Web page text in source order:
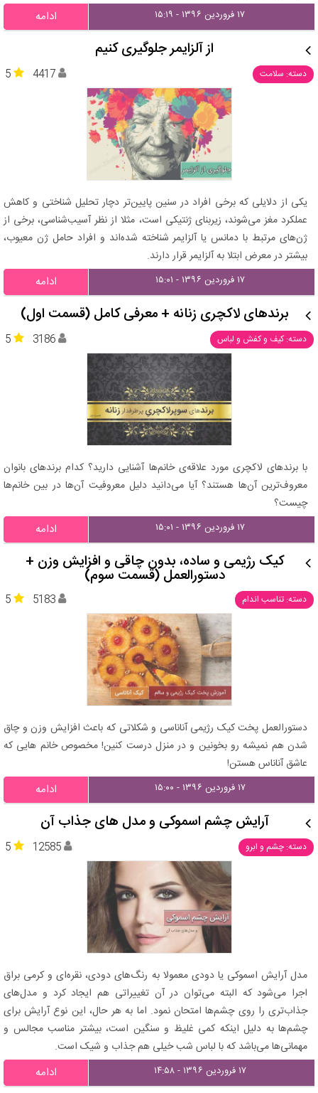
۱۷ فروردین ۱۳۹۶ - ۱۵:۱۹ ادامه
از آلزایمر جلوگیری کنیم
دسته: سلامت 5 4417
یکی از دلایلی که برخی افراد در سنین پایین‌تر دچار تحلیل شناختی و کاهش
عملکرد مغز می‌شوند، زیربنای ژنتیکی است، مثلا از نظر آسیب‌شناسی، برخی از
ژن‌های مرتبط با دمانس یا آلزایمر شناخته شده‌اند و افراد حامل ژن معیوب،
بیشتر در معرض ابتلا به آلزایمر قرار دارند.
۱۷ فروردین ۱۳۹۶ - ۱۵:۰۱ ادامه
برندهای لاکچری زنانه + معرفی کامل (قسمت اول)
دسته: کیف و کفش و لباس 5 3186
با برندهای لاکچری مورد علاقه‌ی خانم‌ها آشنایی دارید؟ کدام برندهای بانوان
معروف‌ترین آن‌ها هستند؟ آیا می‌دانید دلیل معروفیت آن‌ها در بین خانم‌ها
چیست؟
۱۷ فروردین ۱۳۹۶ - ۱۵:۰۱ ادامه
کیک رژیمی و ساده، بدون چاقی و افزایش وزن +
دستورالعمل (قسمت سوم)
دسته: تناسب اندام 5 5183
دستورالعمل پخت کیک رژیمی آناناسی و شکلاتی که باعث افزایش وزن و چاق
شدن هم نمیشه رو بخونین و در منزل درست کنین! مخصوص خانم هایی که
عاشق آناناس هستن!
۱۷ فروردین ۱۳۹۶ - ۱۵:۰۰ ادامه
آرایش چشم اسموکی و مدل های جذاب آن
دسته: چشم و ابرو 5 12585
مدل آرایش اسموکی یا دودی معمولا به رنگ‌های دودی، نقره‌ای و کرمی براق
اجرا می‌شود که البته می‌توان در آن تغییراتی هم ایجاد کرد و مدل‌های
جذاب‌تری را روی چشم‌ها امتحان نمود. اما به هر حال، این نوع آرایش برای
چشم‌ها به دلیل اینکه کمی غلیظ و سنگین است، بیشتر مناسب مجالس و
مهمانی‌ها می‌باشد که با لباس شب خیلی هم جذاب و شیک است.
۱۷ فروردین ۱۳۹۶ - ۱۴:۵۸ ادامه